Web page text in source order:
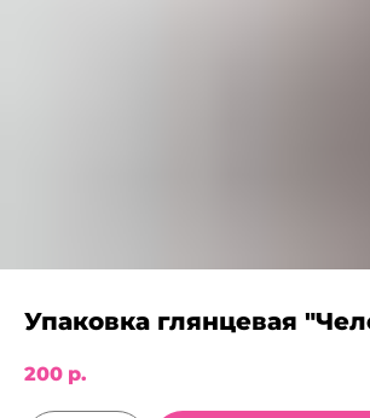
Упаковка глянцевая
200 р.